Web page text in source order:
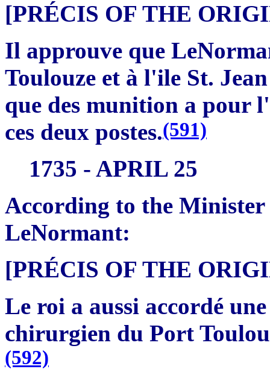
[PRÉCIS OF THE
Il approuve que
Toulouze et à l'ile St.
que des munition a pour
ces deux postes.(591)
1735 - APRIL 25
According to the
LeNormant:
[PRÉCIS OF THE
Le roi a aussi accordé
chirurgien du Port
(592)